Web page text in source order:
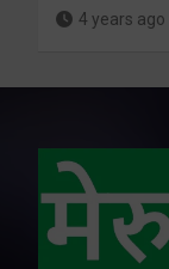
4 years ago